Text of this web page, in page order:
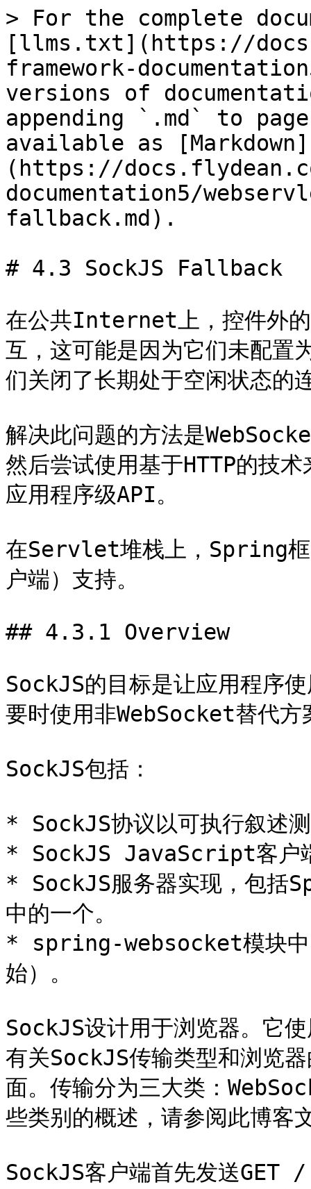
> For the complete
[llms.txt](https://
framework-
versions of
appending `.md` to
available as [Markdown]
(https://
documentation5/
fallback.md).
# 4.3 SockJS Fallback
在公共Internet上，控件外的
互，这可能是因为它们未配置
们关闭了长期处于空闲状态的
解决此问题的方法是
然后尝试使用基于HTTP的技
应用程序级API。
在Servlet堆栈上，Spring框
户端）支持。
## 4.3.1 Overview
SockJS的目标是让应用程序
要时使用非WebSocket替代方
SockJS包括：
* SockJS协议以可执行叙述
* SockJS JavaScript客户端
* SockJS服务器实现，包
中的一个。
* spring-websocket模块中
始）。
SockJS设计用于浏览器。它
有关SockJS传输类型和浏览
面。传输分为三大类：
些类别的概述，请参阅此博客
SockJS客户端首先发送GET